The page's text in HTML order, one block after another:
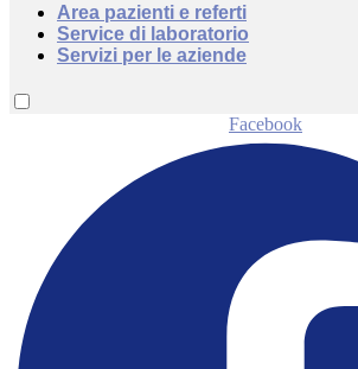
Area pazienti e referti
Service di laboratorio
Servizi per le aziende
Facebook